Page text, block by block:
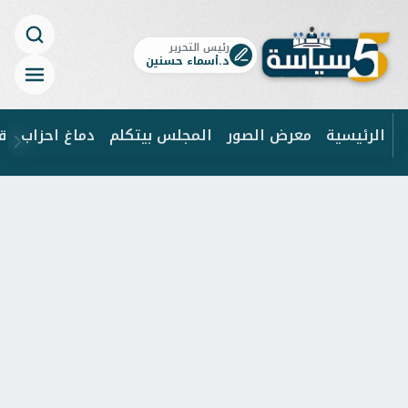
رئيس التحرير
د.أسماء حسنين
الرئيسية معرض الصور المجلس بيتكلم دماغ احزاب